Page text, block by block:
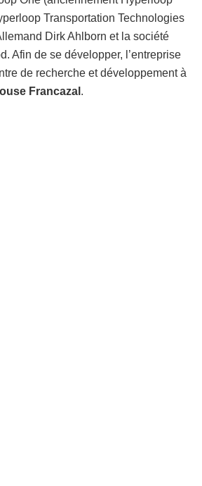
Transportation Technologies
Dirk Ahlborn et la société
Afin de se développer, l’entreprise
de recherche et développement à
Francazal .